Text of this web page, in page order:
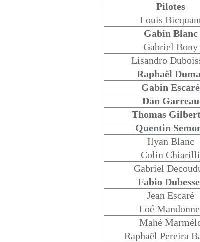
Pilotes
Louis
Gabin Blanc
Gabriel Bony
Lisandro
Raphaël
Gabin Escaré
Dan Garreau
Thomas
Quentin
Ilyan Blanc
Colin Chiarilli
Gabriel
Fabio
Jean Escaré
Loé
Mahé
Raphaël Pereira